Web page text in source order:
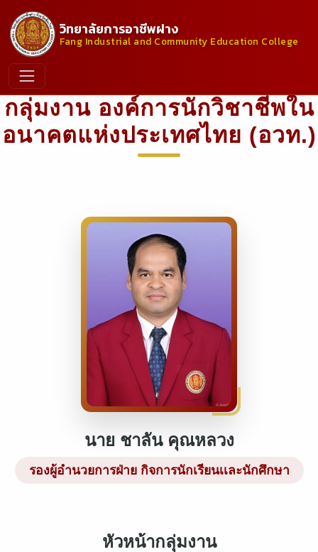
วิทยาลัยการอาชีพฝาง
Fang Industrial and Community Education College
กลุ่มงาน องค์การนักวิชาชีพใน
อนาคตแห่งประเทศไทย (อวท.)
นาย ชาลัน คุณหลวง
รองผู้อำนวยการฝ่าย กิจการนักเรียนเเละนักศึกษา
หัวหน้ากลุ่มงาน